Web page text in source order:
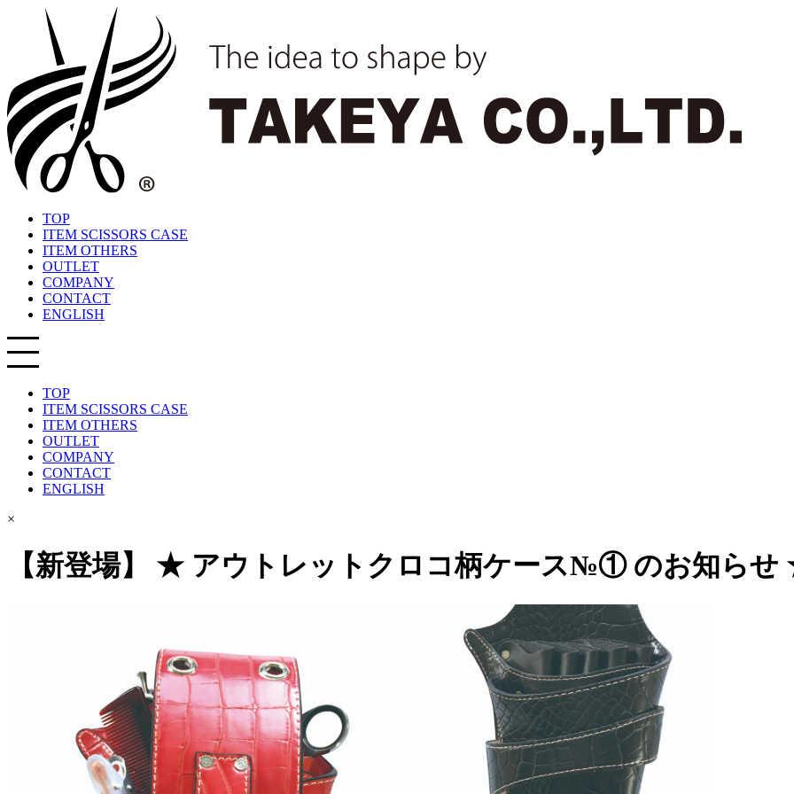
TOP
ITEM SCISSORS CASE
ITEM OTHERS
OUTLET
COMPANY
CONTACT
ENGLISH
TOP
ITEM SCISSORS CASE
ITEM OTHERS
OUTLET
COMPANY
CONTACT
ENGLISH
×
【新登場】 ★ アウトレットクロコ柄ケース№① のお知ら